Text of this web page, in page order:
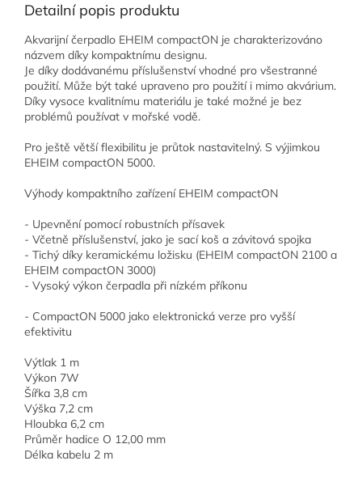
Detailní popis produktu
Akvarijní čerpadlo EHEIM compactON je charakterizováno
názvem díky kompaktnímu designu.
Je díky dodávanému příslušenství vhodné pro všestranné
použití. Může být také upraveno pro použití i mimo akvárium.
Díky vysoce kvalitnímu materiálu je také možné je bez
problémů používat v mořské vodě.
Pro ještě větší flexibilitu je průtok nastavitelný. S výjimkou
EHEIM compactON 5000.
Výhody kompaktního zařízení EHEIM compactON
- Upevnění pomocí robustních přísavek
- Včetně příslušenství, jako je sací koš a závitová spojka
- Tichý díky keramickému ložisku (EHEIM compactON 2100 a
EHEIM compactON 3000)
- Vysoký výkon čerpadla při nízkém příkonu
- CompactON 5000 jako elektronická verze pro vyšší
efektivitu
Výtlak 1 m
Výkon 7W
Šířka 3,8 cm
Výška 7,2 cm
Hloubka 6,2 cm
Průměr hadice O 12,00 mm
Délka kabelu 2 m